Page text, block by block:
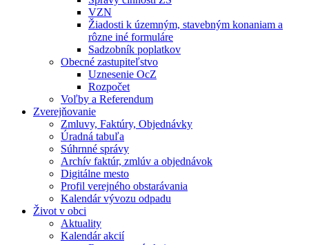
VZN
Žiadosti k územným, stavebným konaniam a
rôzne iné formuláre
Sadzobník poplatkov
Obecné zastupiteľstvo
Uznesenie OcZ
Rozpočet
Voľby a Referendum
Zverejňovanie
Zmluvy, Faktúry, Objednávky
Úradná tabuľa
Súhrnné správy
Archív faktúr, zmlúv a objednávok
Digitálne mesto
Profil verejného obstarávania
Kalendár vývozu odpadu
Život v obci
Aktuality
Kalendár akcií